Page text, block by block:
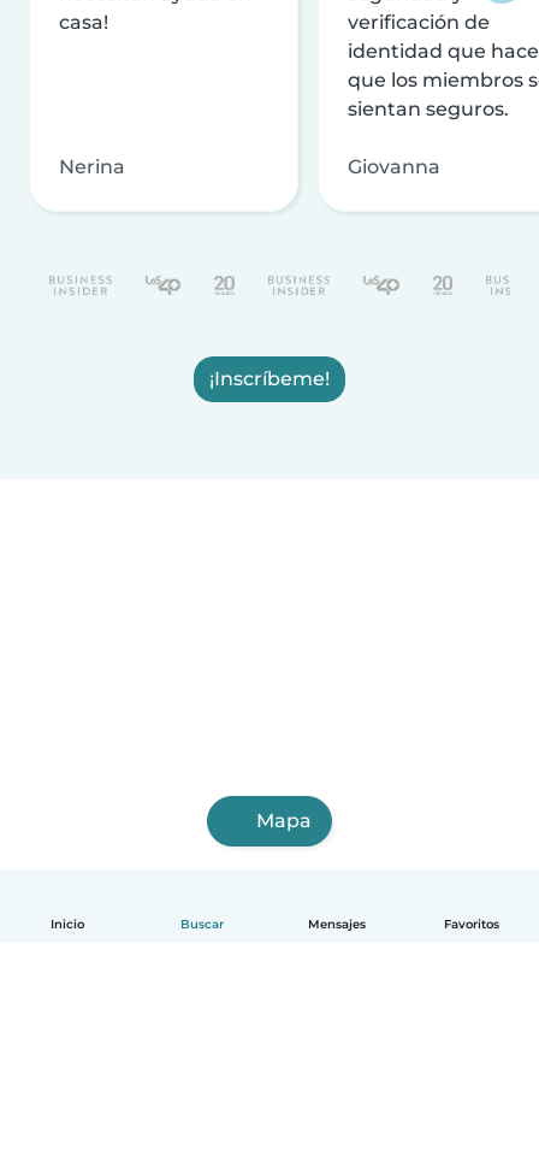
Inicio Buscar Mensajes Favoritos
casa!
Nerina
verificación de
identidad que
que los miembros
sientan seguros.
Giovanna
¡Inscríbeme!
Mapa